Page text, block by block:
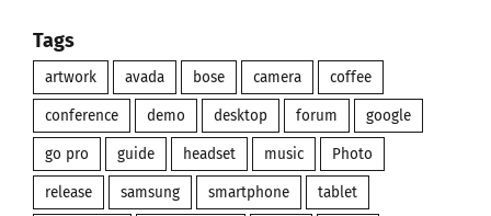
Tags
artwork avada bose camera coffee
conference demo desktop forum google
go pro guide headset music Photo
release samsung smartphone tablet